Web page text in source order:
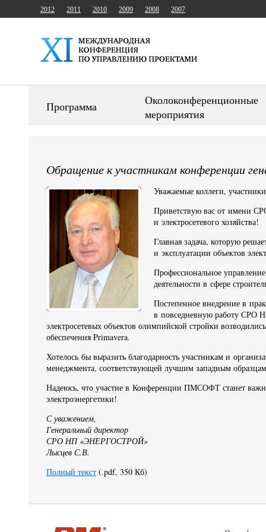
2012 2011 2010 2009 2008 2007
Программа
Околоконференционные
мероприятия
Обращение к участникам конференции
Уважаемые коллеги,
Приветствую вас от имени
и электросетевого хозяйства!
Главная задача, которую
и эксплуатации объектов
Профессиональное
деятельности в сфере
Постепенное внедрение в
в повседневную работу СРО
электросетевых объектов олимпийской стройки
обеспечения Primavera.
Хотелось бы выразить благодарность участникам и
менеджмента, соответствующей лучшим западным
Надеюсь, что участие в Конференции ПМСОФТ станет
электроэнергетики!
С уважением,
Генеральный директор
СРО НП «ЭНЕРГОСТРОЙ»
Лысцев С.В.
Полный текст (.pdf, 350 Кб)